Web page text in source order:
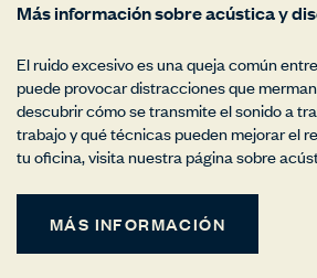
Más información sobre acústica y
El ruido excesivo es una queja común
puede provocar distracciones que
descubrir cómo se transmite el sonido a
trabajo y qué técnicas pueden mejorar el
tu oficina, visita nuestra página sobre
MÁS INFORMACIÓN